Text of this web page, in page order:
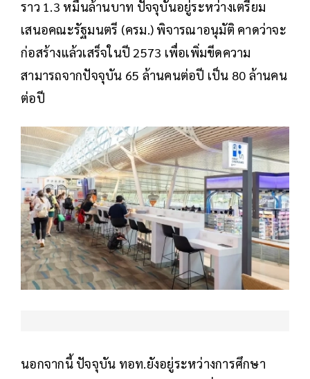
ราว 1.3 หมื่นล้านบาท ปัจจุบันอยู่ระหว่างเตรียม
เสนอคณะรัฐมนตรี (ครม.) พิจารณาอนุมัติ คาดว่าจะ
ก่อสร้างแล้วเสร็จในปี 2573 เพื่อเพิ่มขีดความ
สามารถจากปัจจุบัน 65 ล้านคนต่อปี เป็น 80 ล้านคน
ต่อปี
นอกจากนี้ ปัจจุบัน ทอท.ยังอยู่ระหว่างการศึกษา